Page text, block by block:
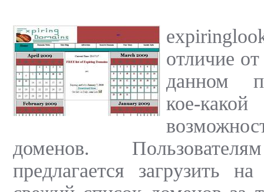
отличие
данном
кое-
доменов.
предлагается загрузить